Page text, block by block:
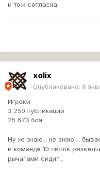
и тож согласна
xolix
Опубликовано: 8
Игроки
3 250 публикаций
25 673 боя
Ну не знаю... не знаю....
в команде 10 лвлов
рычагами сидит...